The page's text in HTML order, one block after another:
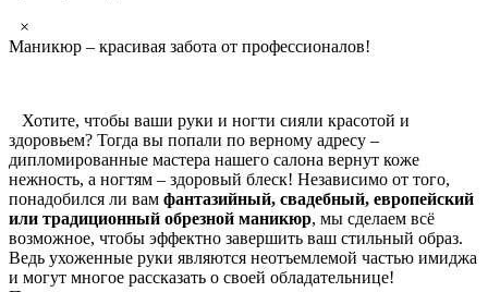
×
Маникюр – красивая забота от профессионалов!
Хотите, чтобы ваши руки и ногти сияли красотой и
здоровьем? Тогда вы попали по верному адресу –
дипломированные мастера нашего салона вернут коже
нежность, а ногтям – здоровый блеск! Независимо от того,
понадобился ли вам фантазийный, свадебный, европейский
или традиционный обрезной маникюр, мы сделаем всё
возможное, чтобы эффектно завершить ваш стильный образ.
Ведь ухоженные руки являются неотъемлемой частью имиджа
и могут многое рассказать о своей обладательнице!